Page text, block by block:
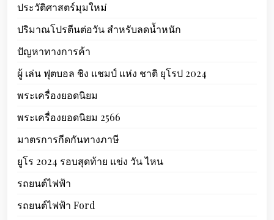
ประวัติศาสตร์มุมใหม่
ปริมาณโปรตีนต่อวัน สำหรับลดน้ำหนัก
ปัญหาทางการค้า
ผู้ เล่น ฟุตบอล ชิง แชมป์ แห่ง ชาติ ยุโรป 2024
พระเครื่องยอดนิยม
พระเครื่องยอดนิยม 2566
มาตรการกีดกันทางภาษี
ยูโร 2024 รอบสุดท้าย แข่ง วัน ไหน
รถยนต์ไฟฟ้า
รถยนต์ไฟฟ้า Ford